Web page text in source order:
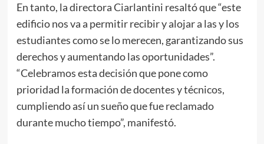
En tanto, la directora Ciarlantini resaltó que “este
edificio nos va a permitir recibir y alojar a las y los
estudiantes como se lo merecen, garantizando sus
derechos y aumentando las oportunidades”.
“Celebramos esta decisión que pone como
prioridad la formación de docentes y técnicos,
cumpliendo así un sueño que fue reclamado
durante mucho tiempo”, manifestó.